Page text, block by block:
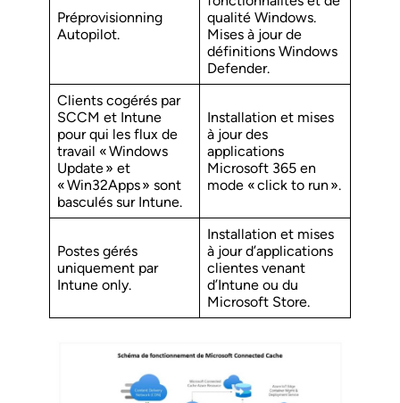
Préprovisionning
Autopilot.
qualité Windows.
Mises à jour de
définitions Windows
Defender.
Clients cogérés par
SCCM et Intune
pour qui les flux de
travail « Windows
Update » et
« Win32Apps » sont
basculés sur Intune.
Installation et mises
à jour des
applications
Microsoft 365 en
mode « click to run ».
Postes gérés
uniquement par
Intune only.
Installation et mises
à jour d’applications
clientes venant
d’Intune ou du
Microsoft Store.